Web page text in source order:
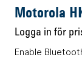
Motorola
Logga in för
Enable